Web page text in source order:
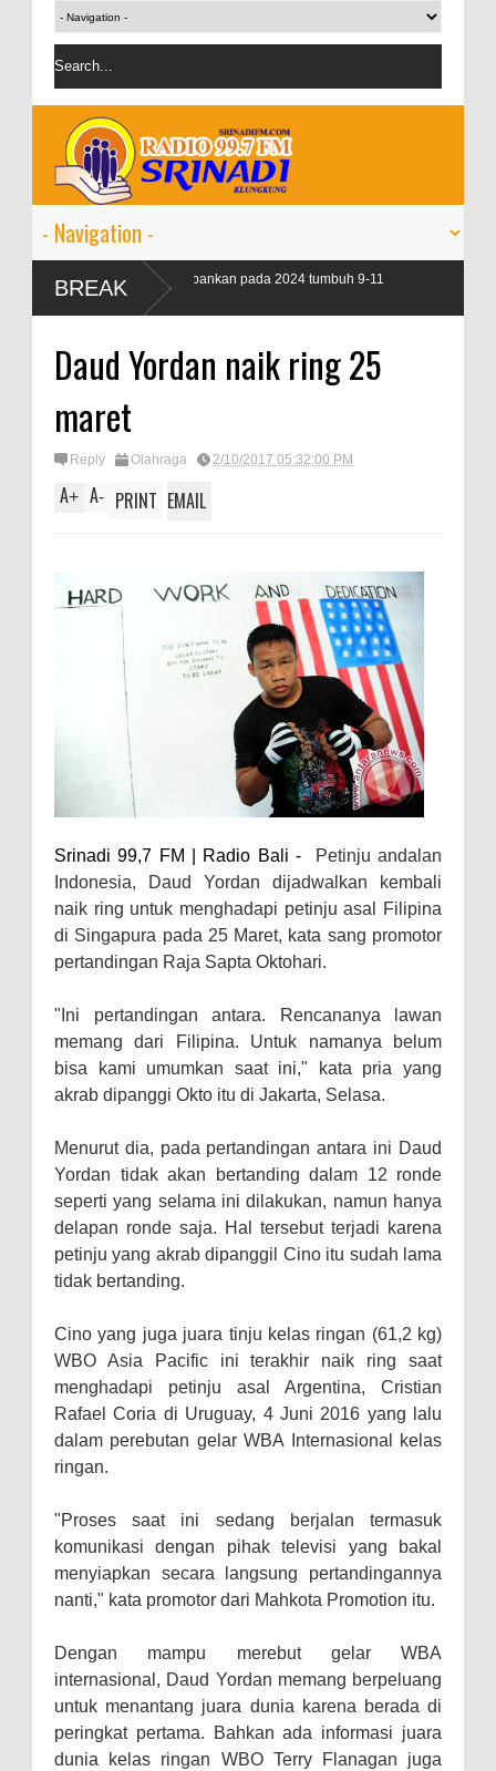
BREAK
targetkan kredit perbankan pada 2024 tumbuh 9-11
Daud Yordan naik ring 25
maret
Reply Olahraga 2/10/2017 05:32:00 PM
A+ A- PRINT EMAIL
Srinadi 99,7 FM | Radio Bali -
Petinju andalan
Indonesia, Daud Yordan dijadwalkan kembali
naik ring untuk menghadapi petinju asal Filipina
di Singapura pada 25 Maret, kata sang promotor
pertandingan Raja Sapta Oktohari.
"Ini pertandingan antara. Rencananya lawan
memang dari Filipina. Untuk namanya belum
bisa kami umumkan saat ini," kata pria yang
akrab dipanggi Okto itu di Jakarta, Selasa.
Menurut dia, pada pertandingan antara ini Daud
Yordan tidak akan bertanding dalam 12 ronde
seperti yang selama ini dilakukan, namun hanya
delapan ronde saja. Hal tersebut terjadi karena
petinju yang akrab dipanggil Cino itu sudah lama
tidak bertanding.
Cino yang juga juara tinju kelas ringan (61,2 kg)
WBO Asia Pacific ini terakhir naik ring saat
menghadapi petinju asal Argentina, Cristian
Rafael Coria di Uruguay, 4 Juni 2016 yang lalu
dalam perebutan gelar WBA Internasional kelas
ringan.
"Proses saat ini sedang berjalan termasuk
komunikasi dengan pihak televisi yang bakal
menyiapkan secara langsung pertandingannya
nanti," kata promotor dari Mahkota Promotion itu.
Dengan mampu merebut gelar WBA
internasional, Daud Yordan memang berpeluang
untuk menantang juara dunia karena berada di
peringkat pertama. Bahkan ada informasi juara
dunia kelas ringan WBO Terry Flanagan juga